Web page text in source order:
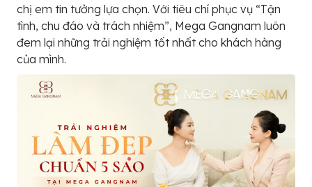
chị em tin tưởng lựa chọn. Với tiêu chí phục vụ “Tận
tình, chu đáo và trách nhiệm”, Mega Gangnam luôn
đem lại những trải nghiệm tốt nhất cho khách hàng
của mình.